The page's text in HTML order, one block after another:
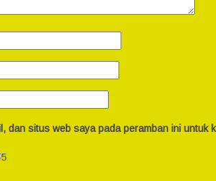
dan situs web saya pada peramban ini untuk
5